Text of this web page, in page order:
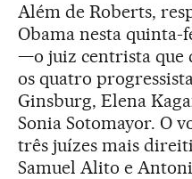
Além de Roberts,
Obama nesta
—o juiz centrista que
os quatro
Ginsburg, Elena
Sonia Sotomayor. O
três juízes mais
Samuel Alito e